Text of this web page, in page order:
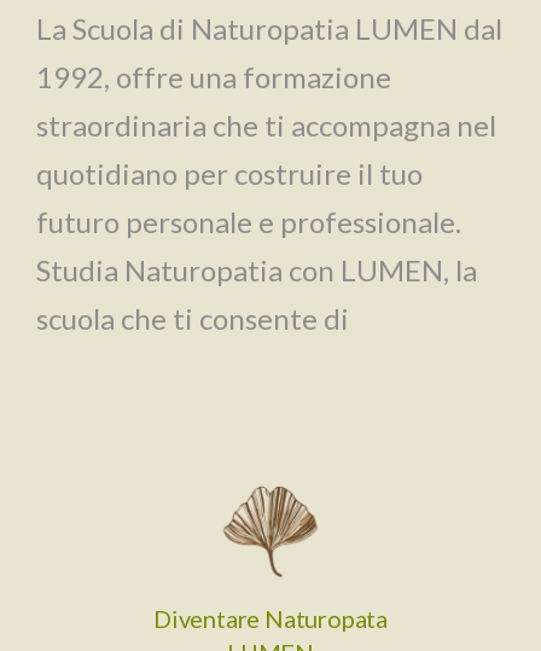
La Scuola di Naturopatia LUMEN dal
1992, offre una formazione
straordinaria che ti accompagna nel
quotidiano per costruire il tuo
futuro personale e professionale.
Studia Naturopatia con LUMEN, la
scuola che ti consente di
Diventare Naturopata